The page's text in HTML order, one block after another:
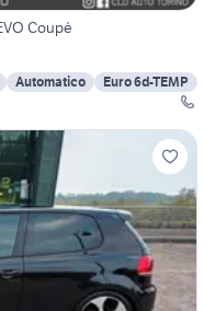
Coupé
Automatico
Euro 6d-TEMP